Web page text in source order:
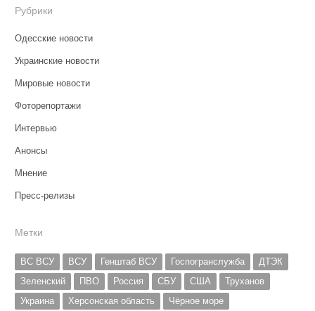
Рубрики
Одесские новости
Украинские новости
Мировые новости
Фоторепортажи
Интервью
Анонсы
Мнение
Пресс-релизы
Метки
ВС ВСУ ВСУ Генштаб ВСУ Госпогранслужба
ДТЭК
Зеленский
ПВО Россия СБУ США
Труханов
Украина
Херсонская область
Чёрное море